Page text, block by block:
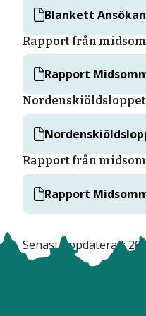
Blankett
Rapport från
Rapport
Rapport från
Rapport
Senast uppdaterad: